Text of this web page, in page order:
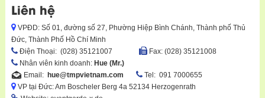
Liên hệ
VPĐD: Số 01, đường số 27, Phường Hiệp Bình Chánh, Thành phố Thủ
Đức, Thành Phố Hồ Chí Minh
Ðiện Thoại: (028) 35121007
Fax: (028) 35121008
Nhân viên kinh doanh: Hue (Mr.)
Email: hue@tmpvietnam.com Tel: 091 7000655
VP tại Đức: Am Boscheler Berg 4a 52134 Herzogenrath